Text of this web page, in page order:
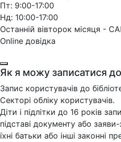
Пт: 9:00-17:00
Нд: 10:00-17:00
Останній вівторок місяця -
Online довідка
Як я можу записатися до
Запис користувачів до
Секторі обліку користувачів.
Діти і підлітки до 16 років
підставі документу або
їхні батьки або інші законні